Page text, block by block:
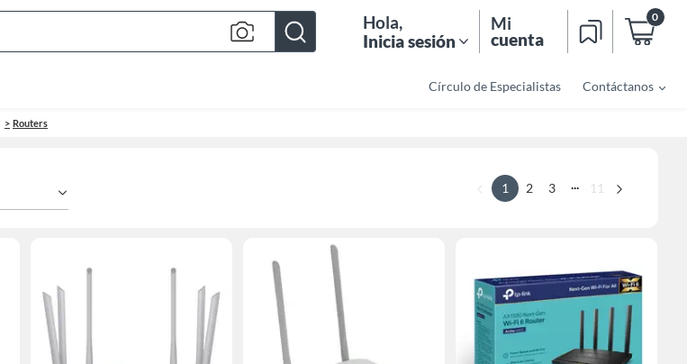
Bar
Hola,
Inicia sesión
Mi
cuenta
0
Círculo de Especialistas Contáctanos
Routers
1 2 3 ... 11